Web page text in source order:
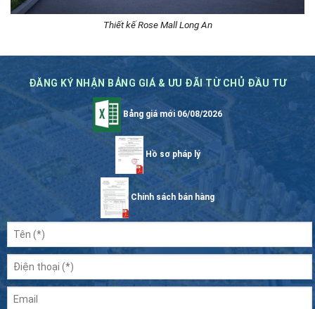
Thiết kế Rose Mall Long An
ĐĂNG KÝ NHẬN BẢNG GIÁ & ƯU ĐÃI TỪ CHỦ ĐẦU TƯ
Bảng giá mới 06/08/2026
Hồ sơ pháp lý
Chính sách bán hàng